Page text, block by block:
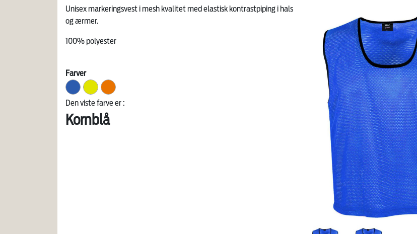
Unisex markeringsvest i mesh kvalitet med elastisk kontrastpiping i hals
og ærmer.
100% polyester
Farver
Den viste farve er :
Kornblå